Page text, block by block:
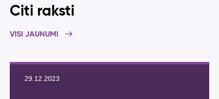
Citi raksti
VISI JAUNUMI
29.12.2023